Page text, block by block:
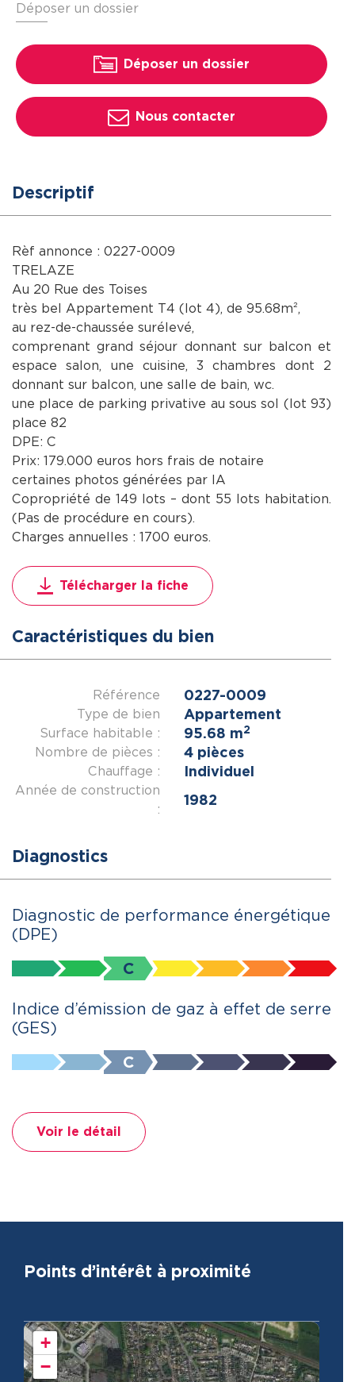
Déposer un dossier
Déposer un dossier
Nous contacter
Descriptif
Rèf annonce : 0227-0009
TRELAZE
Au 20 Rue des Toises
très bel Appartement T4 (lot 4), de 95.68m²,
au rez-de-chaussée surélevé,
comprenant grand séjour donnant sur balcon et
espace salon, une cuisine, 3 chambres dont 2
donnant sur balcon, une salle de bain, wc.
une place de parking privative au sous sol (lot 93)
place 82
DPE: C
Prix: 179.000 euros hors frais de notaire
certaines photos générées par IA
Copropriété de 149 lots – dont 55 lots habitation.
(Pas de procédure en cours).
Charges annuelles : 1700 euros.
Télécharger la fiche
Caractéristiques du bien
Référence 0227-0009
Type de bien Appartement
Surface habitable : 95.68 m2
Nombre de pièces : 4 pièces
Chauffage : Individuel
Année de construction
:
1982
Diagnostics
Diagnostic de performance énergétique
(DPE)
C
Indice d’émission de gaz à effet de serre
(GES)
C
Voir le détail
Points d’intérêt à proximité
+
−